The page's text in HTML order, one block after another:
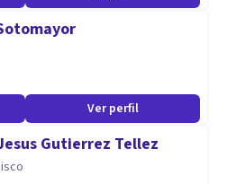
Ver perfil
Gutierrez Tellez